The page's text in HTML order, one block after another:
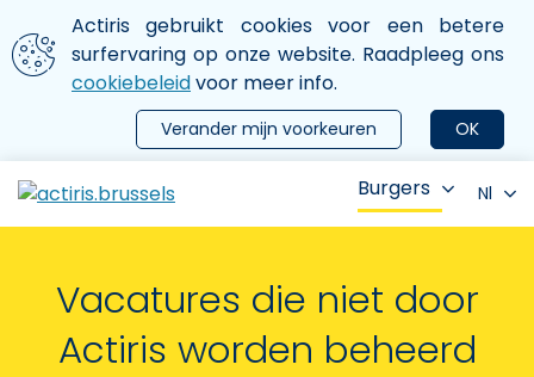
Aller au contenu principal
We gebruiken cookies
Actiris gebruikt cookies voor een betere
surfervaring op onze website. Raadpleeg ons
cookiebeleidvoor meer info.
OK
Verander mijn voorkeuren
le menu
Burgers Nl
Vacatures die niet door
Actiris worden beheerd